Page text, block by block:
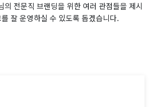
의 전문직 브랜딩을 위한 여러 관점들을 제시
잘 운영하실 수 있도록 돕겠습니다.